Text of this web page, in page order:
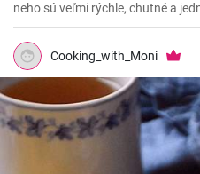
neho sú veľmi rýchle, chutné a
podobe štrúdle z lístkového cesta
Cooking_with_Moni